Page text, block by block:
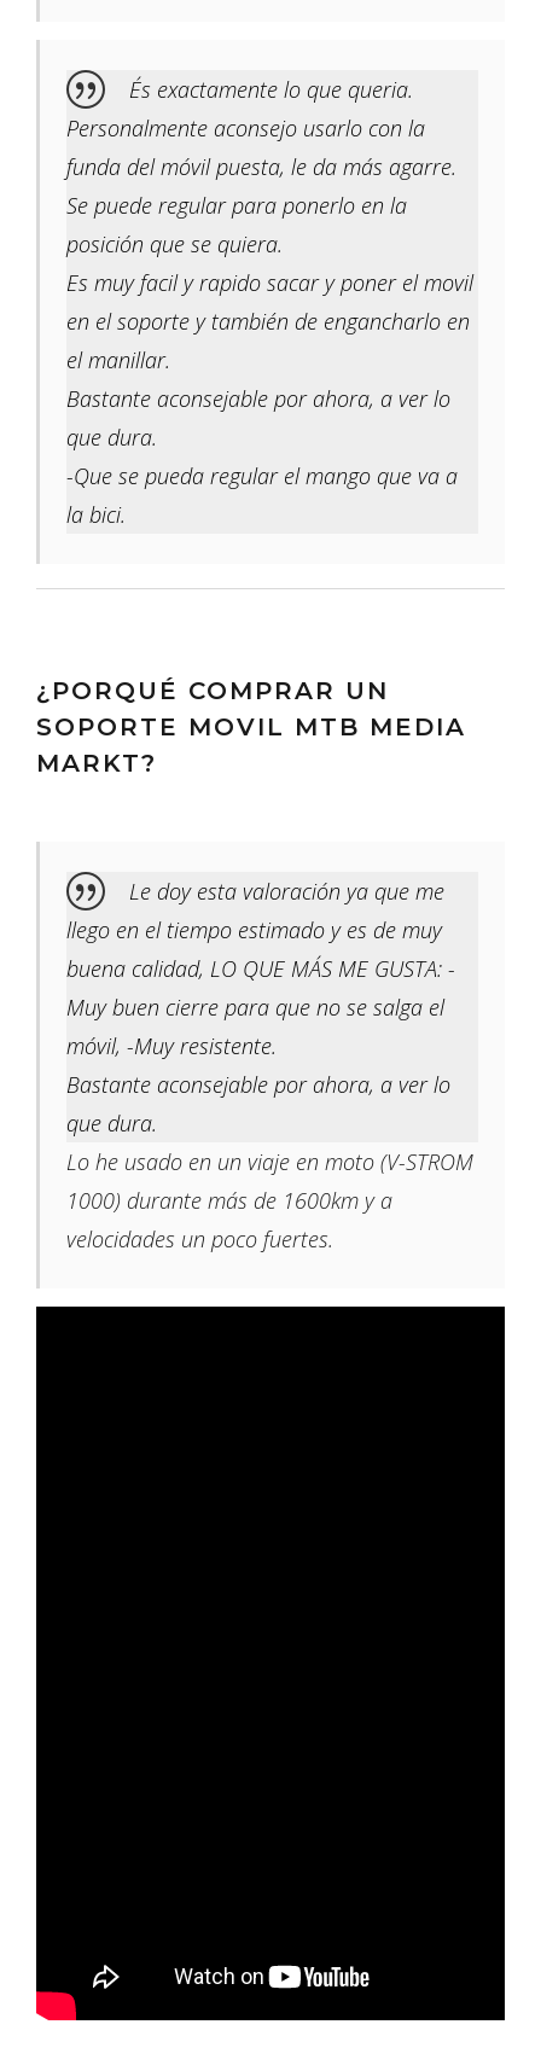
És exactamente lo que queria.
Personalmente aconsejo usarlo con la
funda del móvil puesta, le da más agarre.
Se puede regular para ponerlo en la
posición que se quiera.
Es muy facil y rapido sacar y poner el movil
en el soporte y también de engancharlo en
el manillar.
Bastante aconsejable por ahora, a ver lo
que dura.
-Que se pueda regular el mango que va a
la bici.
¿PORQUÉ COMPRAR UN
SOPORTE MOVIL MTB MEDIA
MARKT?
Le doy esta valoración ya que me
llego en el tiempo estimado y es de muy
buena calidad, LO QUE MÁS ME GUSTA: -
Muy buen cierre para que no se salga el
móvil, -Muy resistente.
Bastante aconsejable por ahora, a ver lo
que dura.
Lo he usado en un viaje en moto (V-STROM
1000) durante más de 1600km y a
velocidades un poco fuertes.